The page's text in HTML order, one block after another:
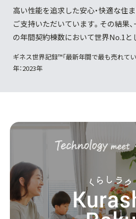
高い性能を追求した安心・快適な住
ご支持いただいています。その結果
の年間契約棟数において世界No.1と
ギネス世界記録™「最新年間で最も売れて
年：2023年